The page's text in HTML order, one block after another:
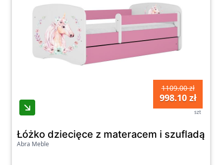
1109.00 zł
998.10 zł
szt
Łóżko dziecięce z materacem i szufladą
Abra Meble